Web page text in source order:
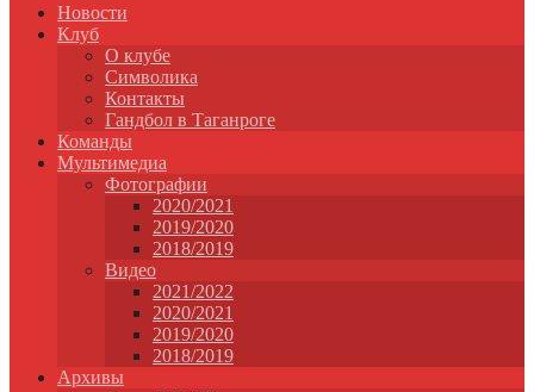
Новости
Клуб
О клубе
Символика
Контакты
Гандбол в Таганроге
Команды
Мультимедиа
Фотографии
2020/2021
2019/2020
2018/2019
Видео
2021/2022
2020/2021
2019/2020
2018/2019
Архивы